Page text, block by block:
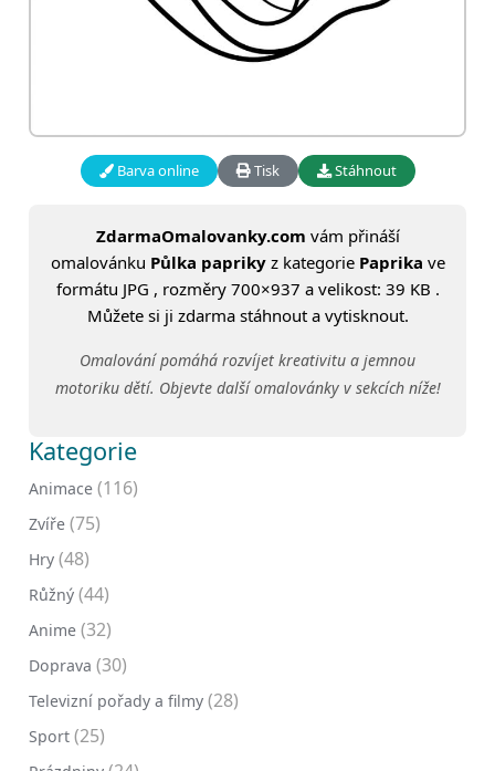
Barva online Tisk Stáhnout
ZdarmaOmalovanky.com vám přináší
omalovánku Půlka paprikyz kategorie Paprika ve
formátu JPG , rozměry 700×937 a velikost: 39 KB .
Můžete si ji zdarma stáhnout a vytisknout.
Omalování pomáhá rozvíjet kreativitu a jemnou
motoriku dětí. Objevte další omalovánky v sekcích níže!
Kategorie
Animace (116)
Zvíře (75)
Hry (48)
Růžný (44)
Anime (32)
Doprava (30)
Televizní pořady a filmy (28)
Sport (25)